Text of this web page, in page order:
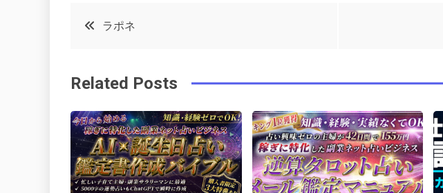
o
k
t
r
e
t
in
投
ナ
ビ
ゲ
ラポネ
Related Posts